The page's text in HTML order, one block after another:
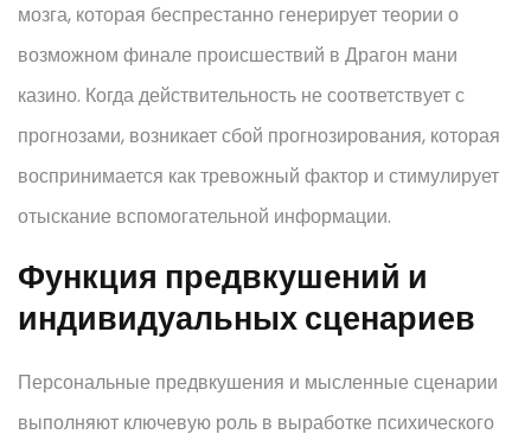
мозга, которая беспрестанно генерирует теории о
возможном финале происшествий в Драгон мани
казино. Когда действительность не соответствует с
прогнозами, возникает сбой прогнозирования, которая
воспринимается как тревожный фактор и стимулирует
отыскание вспомогательной информации.
Функция предвкушений и
индивидуальных сценариев
Персональные предвкушения и мысленные сценарии
выполняют ключевую роль в выработке психического